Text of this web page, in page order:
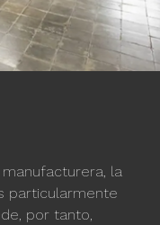
la
particularmente
por tanto,